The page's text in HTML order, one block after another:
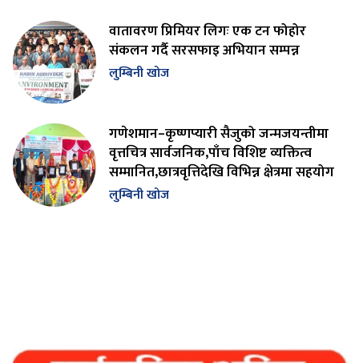
वातावरण प्रिमियर लिगः एक टन फोहोर
संकलन गर्दै सरसफाइ अभियान सम्पन्न
लुम्बिनी खोज
गणेशमान–कृष्णप्यारी सैजुको जन्मजयन्तीमा
वृत्तचित्र सार्वजनिक,पाँच विशिष्ट व्यक्तित्व
सम्मानित,छात्रवृत्तिदेखि विभिन्न क्षेत्रमा सहयोग
लुम्बिनी खोज